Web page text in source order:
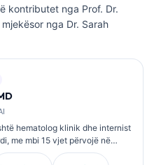
kontributet nga Prof. Dr.
nga Dr. Sarah
hematolog klinik dhe internist
me mbi 15 vjet përvojë në
dhe analizë klinike të asistuar